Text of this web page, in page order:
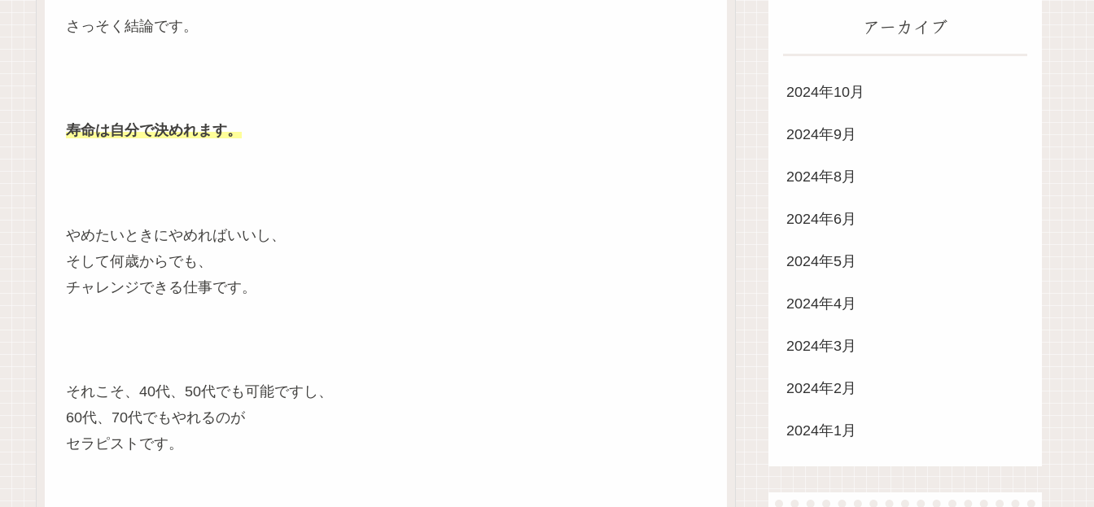
さっそく結論です。
寿命は自分で決めれます。
やめたいときにやめればいいし、
そして何歳からでも、
チャレンジできる仕事です。
それこそ、40代、50代でも可能ですし、
60代、70代でもやれるのが
セラピストです。
アーカイブ
2024年10月
2024年9月
2024年8月
2024年6月
2024年5月
2024年4月
2024年3月
2024年2月
2024年1月